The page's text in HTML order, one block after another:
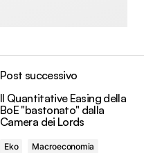
Post successivo
Il Quantitative Easing della
BoE "bastonato" dalla
Camera dei Lords
Eko
Macroeconomia